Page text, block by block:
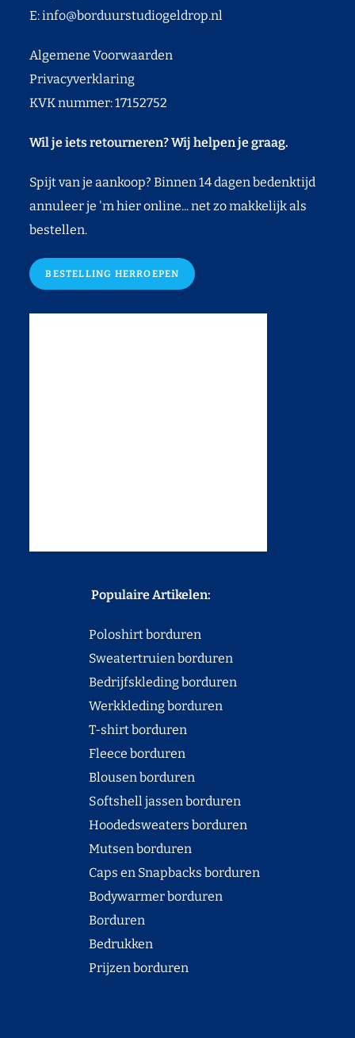
E:info@borduurstudiogeldrop.nl
Algemene Voorwaarden
Privacyverklaring
KVK nummer: 17152752
Wil je iets retourneren? Wij helpen je graag.
Spijt van je aankoop? Binnen 14 dagen bedenktijd
annuleer je 'm hier online... net zo makkelijk als
bestellen.
BESTELLING HERROEPEN
Populaire Artikelen:
Poloshirt borduren
Sweatertruien borduren
Bedrijfskleding borduren
Werkkleding borduren
T-shirt borduren
Fleece borduren
Blousen borduren
Softshell jassen borduren
Hoodedsweaters borduren
Mutsen borduren
Caps en Snapbacks borduren
Bodywarmer borduren
Borduren
Bedrukken
Prijzen borduren